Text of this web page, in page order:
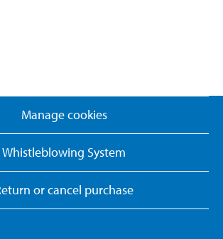
Manage cookies
Whistleblowing System
or cancel purchase